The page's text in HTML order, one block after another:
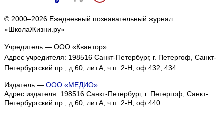
© 2000–2026 Ежедневный познавательный журнал
«ШколаЖизни.ру»
Учредитель — ООО «Квантор»
Адрес учредителя: 198516 Санкт-Петербург, г. Петергоф, Санкт-
Петербургский пр., д.60, лит.А, ч.п. 2-Н, оф.432, 434
Издатель — ООО «МЕДИО»
Адрес издателя: 198516 Санкт-Петербург, г. Петергоф, Санкт-
Петербургский пр., д.60, лит.А, ч.п. 2-Н, оф.440